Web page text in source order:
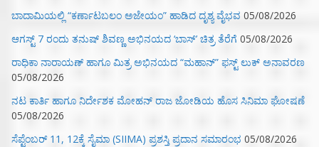
ಬಾದಾಮಿಯಲ್ಲಿ “ಕರ್ಣಾಟಬಲಂ ಅಜೇಯಂ” ಹಾಡಿದ ದೃಶ್ಯ ವೈಭವ 05/08/2026
ಆಗಸ್ಟ್ 7 ರಂದು ತನುಷ್ ಶಿವಣ್ಣ ಅಭಿನಯದ ‘ಬಾಸ್’ ಚಿತ್ರ ತೆರೆಗೆ 05/08/2026
ರಾಧಿಕಾ ನಾರಾಯಣ್ ಹಾಗೂ ಮಿತ್ರ ಅಭಿನಯದ “ಮಹಾನ್” ಫಸ್ಟ್ ಲುಕ್ ಅನಾವರಣ
05/08/2026
ನಟ ಕಾರ್ತಿ ಹಾಗೂ ನಿರ್ದೇಶಕ ಮೋಹನ್ ರಾಜ ಜೋಡಿಯ ಹೊಸ ಸಿನಿಮಾ ಘೋಷಣೆ
05/08/2026
ಸೆಪ್ಟೆಂಬರ್ 11, 12ಕ್ಕೆ ಸೈಮಾ (SIIMA) ಪ್ರಶಸ್ತಿ ಪ್ರದಾನ ಸಮಾರಂಭ 05/08/2026